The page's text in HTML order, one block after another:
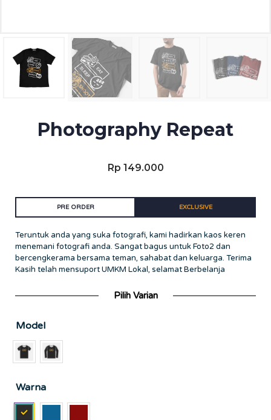
Photography Repeat
Rp 149.000
PRE ORDER EXCLUSIVE
Teruntuk anda yang suka fotografi, kami hadirkan kaos keren
menemani fotografi anda. Sangat bagus untuk Foto2 dan
bercengkerama bersama teman, sahabat dan keluarga. Terima
Kasih telah mensuport UMKM Lokal, selamat Berbelanja
Pilih Varian
Model
Warna